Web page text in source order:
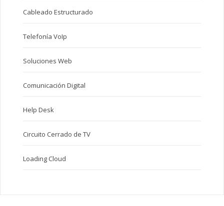
Cableado Estructurado
Telefonía VoIp
Soluciones Web
Comunicación Digital
Help Desk
Circuito Cerrado de TV
Loading Cloud